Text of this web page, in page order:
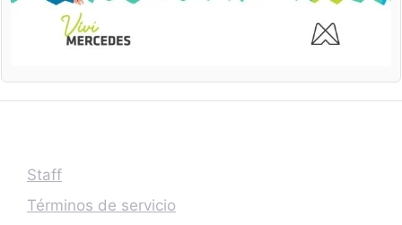
Staff
Términos de servicio